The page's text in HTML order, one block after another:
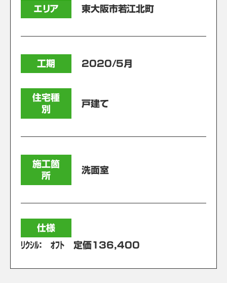
エリア 東大阪市若江北町
工期 2020/5月
住宅種
別
戸建て
施工箇
所
洗面室
仕様
ﾘｸｼﾙ： ｵﾌﾄ 定価136,400